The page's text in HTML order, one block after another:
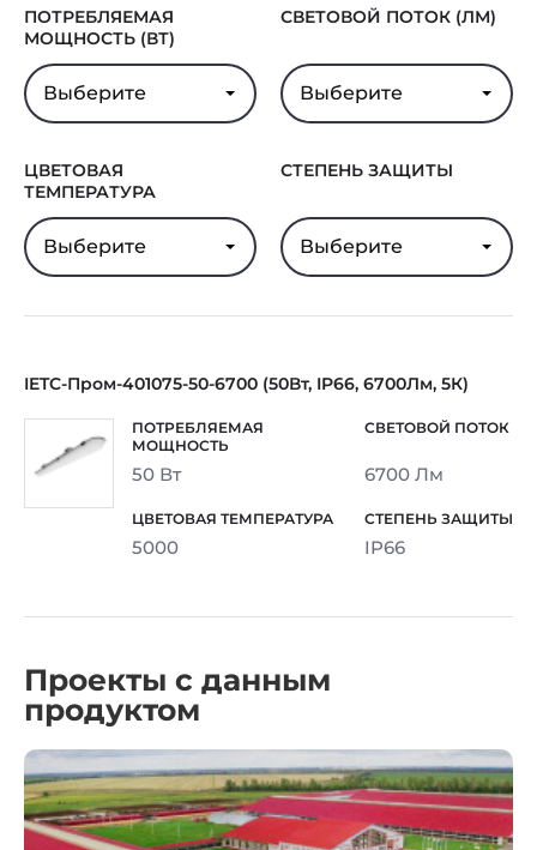
ПОТРЕБЛЯЕМАЯ
МОЩНОСТЬ (ВТ)
Выберите
СВЕТОВОЙ ПОТОК (ЛМ)
Выберите
ЦВЕТОВАЯ
ТЕМПЕРАТУРА
Выберите
СТЕПЕНЬ ЗАЩИТЫ
Выберите
IETC-Пром-401075-50-6700 (50Вт, IP66, 6700Лм, 5К)
50 Вт 6700 Лм
5000 IP66
Проекты с данным
продуктом